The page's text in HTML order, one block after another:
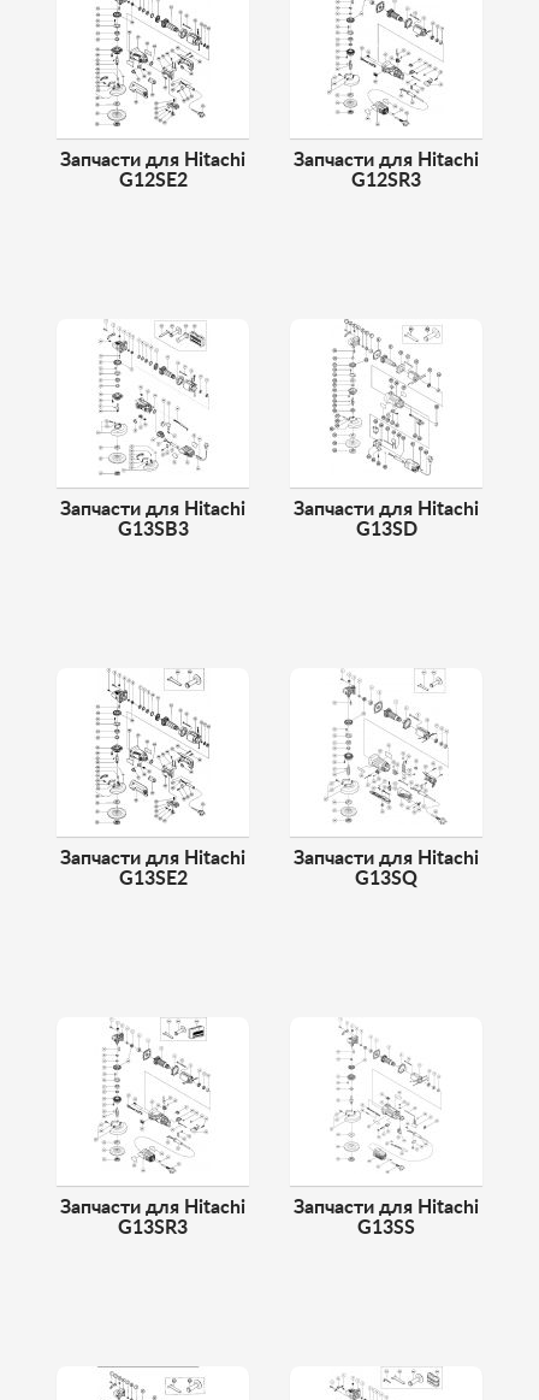
Запчасти для Hitachi
G12SE2
Запчасти для Hitachi
G12SR3
Запчасти для Hitachi
G13SB3
Запчасти для Hitachi
G13SD
Запчасти для Hitachi
G13SE2
Запчасти для Hitachi
G13SQ
Запчасти для Hitachi
G13SR3
Запчасти для Hitachi
G13SS